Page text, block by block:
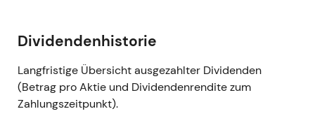
Dividendenhistorie
Langfristige Übersicht ausgezahlter Dividenden
(Betrag pro Aktie und Dividendenrendite zum
Zahlungszeitpunkt).